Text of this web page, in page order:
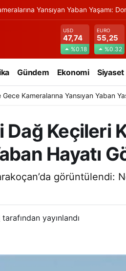
Yansıyan Yaban Yaşamı:
USD
47,74
%0.18
EURO
55,25
%0.32
Gündem Ekonomi Siyaset
Gece Kameralarına Yansıyan Yaban
Dağ Keçileri
Hayatı
görüntülendi:
tarafından yayınlandı